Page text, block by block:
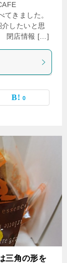
きました。
したいと思
閉店情報 […]
0
三角の形を